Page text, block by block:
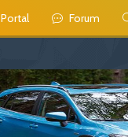
Portal Forum